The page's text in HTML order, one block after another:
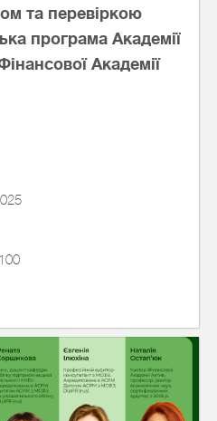
та перевіркою
програма Академії
Академії